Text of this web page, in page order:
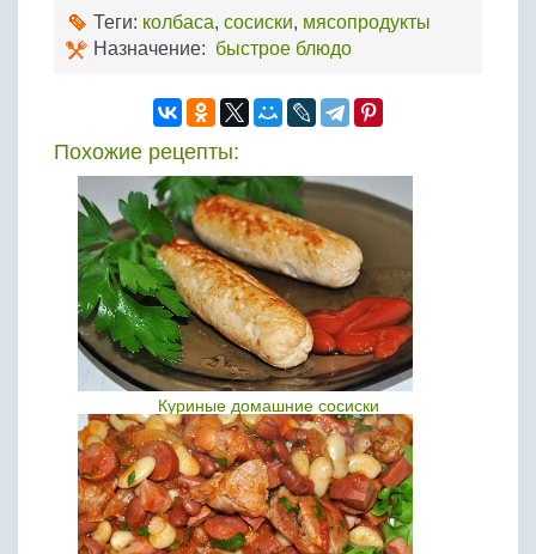
Теги: колбаса, сосиски, мясопродукты
Назначение: быстрое блюдо
Похожие рецепты:
Куриные домашние сосиски